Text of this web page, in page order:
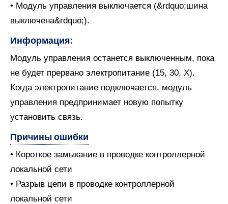
• Модуль управления выключается (&rdquo;шина
выключена&rdquo;).
Информация:
Модуль управления останется выключенным, пока
не будет прервано электропитание (15, 30, X).
Когда электропитание подключается, модуль
управления предпринимает новую попытку
установить связь.
Причины ошибки
• Короткое замыкание в проводке контроллерной
локальной сети
• Разрыв цепи в проводке контроллерной
локальной сети